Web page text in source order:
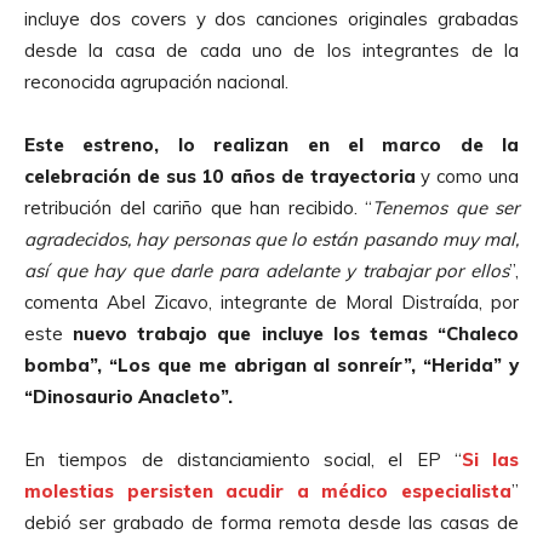
incluye dos covers y dos canciones originales grabadas
desde la casa de cada uno de los integrantes de la
reconocida agrupación nacional.
Este estreno, lo realizan en el marco de la
celebración de sus 10 años de trayectoria y como una
retribución del cariño que han recibido. “Tenemos que ser
agradecidos, hay personas que lo están pasando muy mal,
así que hay que darle para adelante y trabajar por ellos”,
comenta Abel Zicavo, integrante de Moral Distraída, por
este nuevo trabajo que incluye los temas “Chaleco
bomba”, “Los que me abrigan al sonreír”, “Herida” y
“Dinosaurio Anacleto”.
En tiempos de distanciamiento social, el EP “Si las
molestias persisten acudir a médico especialista”
debió ser grabado de forma remota desde las casas de